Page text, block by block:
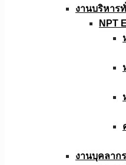
งานบริหาร
NPT
งานบุคลากร